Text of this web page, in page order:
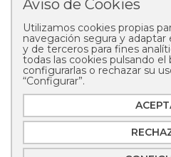
Copyright © 2025
Aviso de Cookies
Utilizamos cookies propias
navegación segura y
y de terceros para fines
todas las cookies pulsando el
configurarlas o rechazar su
“Configurar”.